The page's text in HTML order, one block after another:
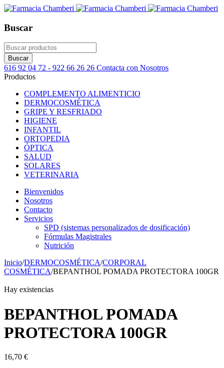
Buscar
616 92 04 72 - 922 66 26 26 Contacta con Nosotros
Productos
COMPLEMENTO ALIMENTICIO
DERMOCOSMÉTICA
GRIPE Y RESFRIADO
HIGIENE
INFANTIL
ORTOPEDIA
ÓPTICA
SALUD
SOLARES
VETERINARIA
Bienvenidos
Nosotros
Contacto
Servicios
SPD (sistemas personalizados de dosificación)
Fórmulas Magistrales
Nutrición
Inicio/DERMOCOSMÉTICA/CORPORAL
COSMÉTICA/BEPANTHOL POMADA PROTECTORA 100GR
Hay existencias
BEPANTHOL POMADA
PROTECTORA 100GR
16,70 €